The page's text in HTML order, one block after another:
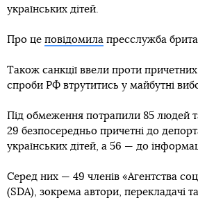
українських дітей.
Про це повідомила пресслужба
Також санкції ввели проти
спроби РФ втрутитись у майбутні
Під обмеження потрапили 85 людей
29 безпосередньо причетні до
українських дітей, а 56 — до
Серед них — 49 членів «Агентства
(SDA), зокрема автори, перекладачі